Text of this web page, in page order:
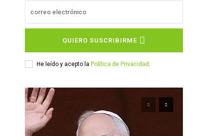
QUIERO SUSCRIBIRME
He leído y acepto la Política de Privacidad